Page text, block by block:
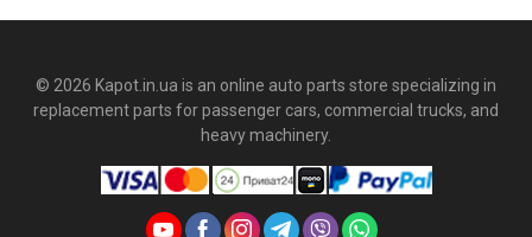
© 2026 Kapot.in.ua is an online auto parts store specializing in
replacement parts for passenger cars, commercial trucks, and
heavy machinery.